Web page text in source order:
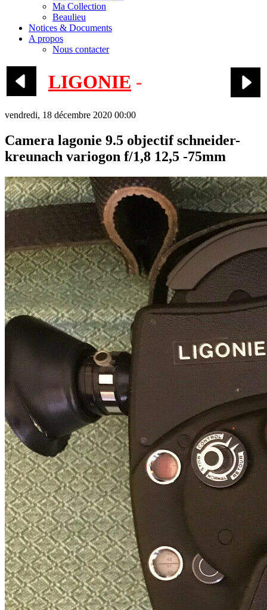
Ma Collection
Beaulieu
Notices & Documents
A propos
Nous contacter
LIGONIE -
vendredi, 18 décembre 2020 00:00
Camera lagonie 9.5 objectif schneider-
kreunach variogon f/1,8 12,5 -75mm